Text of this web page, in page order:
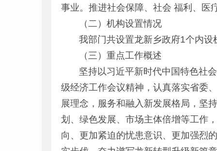
事业。推进社会保障、社会 福利、医
（二）机构设置情况
我部门共设置龙新乡政府1个内
（三）重点工作概述
坚持以习近平新时代中国特色社
级经济工作会议精神，认真落实省委
展理念，服务和融入新发展格局，坚
划、绿色发展、市场主体倍增等工作
向、更加紧迫的忧患意识、更加强烈